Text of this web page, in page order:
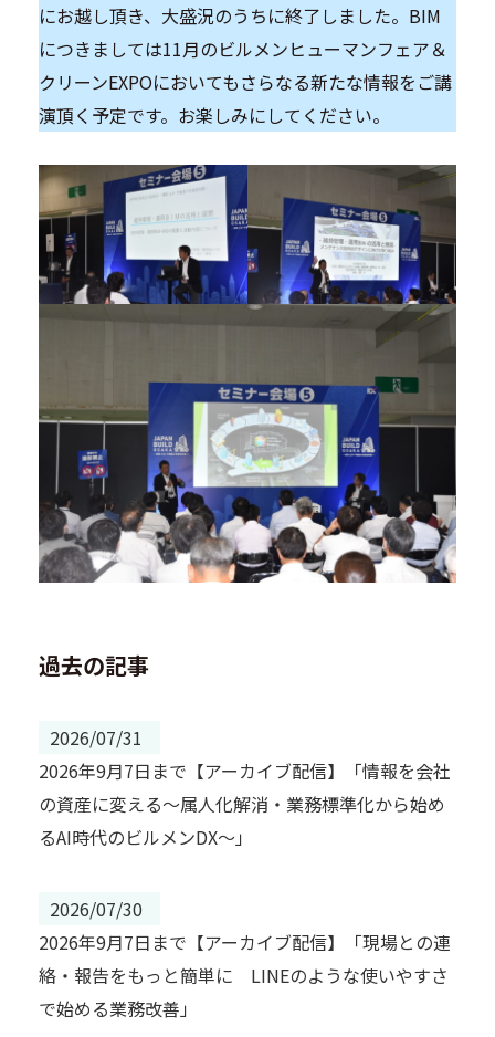
にお越し頂き、大盛況のうちに終了しました。BIM
につきましては11月のビルメンヒューマンフェア＆
クリーンEXPOにおいてもさらなる新たな情報をご講
演頂く予定です。お楽しみにしてください。
過去の記事
2026/07/31
2026年9月7日まで【アーカイブ配信】「情報を会社
の資産に変える～属人化解消・業務標準化から始め
るAI時代のビルメンDX～」
2026/07/30
2026年9月7日まで【アーカイブ配信】「現場との連
絡・報告をもっと簡単に LINEのような使いやすさ
で始める業務改善」